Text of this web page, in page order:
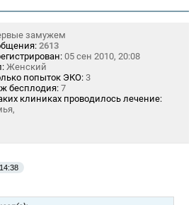
замужем
2613
05 сен 2010, 20:08
Женский
попыток ЭКО: 3
бесплодия: 7
клиниках проводилось лечение: